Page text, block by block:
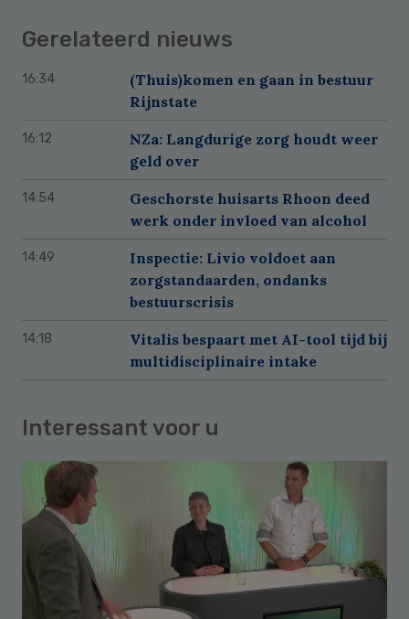
Gerelateerd nieuws
16:34
(Thuis)komen en gaan in bestuur
Rijnstate
16:12
NZa: Langdurige zorg houdt weer
geld over
14:54
Geschorste huisarts Rhoon deed
werk onder invloed van alcohol
14:49
Inspectie: Livio voldoet aan
zorgstandaarden, ondanks
bestuurscrisis
14:18
Vitalis bespaart met AI-tool tijd bij
multidisciplinaire intake
Interessant voor u